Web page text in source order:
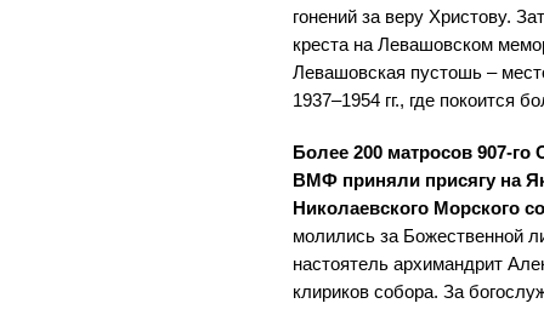
гонений за веру Христову.
креста на Левашовском
Левашовская пустошь –
1937–1954 гг., где покоится
Более 200 матросов 907-
ВМФ приняли присягу на
Николаевского Морского
молились за Божественной
настоятель архимандрит
клириков собора. За